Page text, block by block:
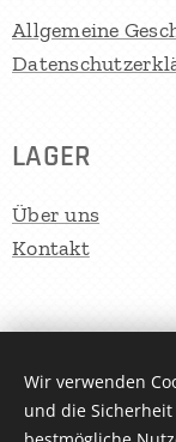
Allgemeine
LAGER
Über uns
Kontakt
Wir verwenden
und die